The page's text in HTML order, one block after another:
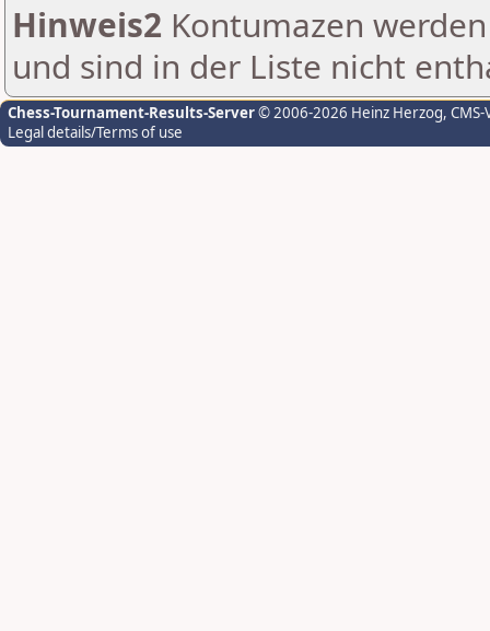
Hinweis2 Kontumazen
und sind in der Liste nicht
Chess-Tournament-Results-Server© 2006-2026 Heinz Herzog,
Legal details/Terms of use